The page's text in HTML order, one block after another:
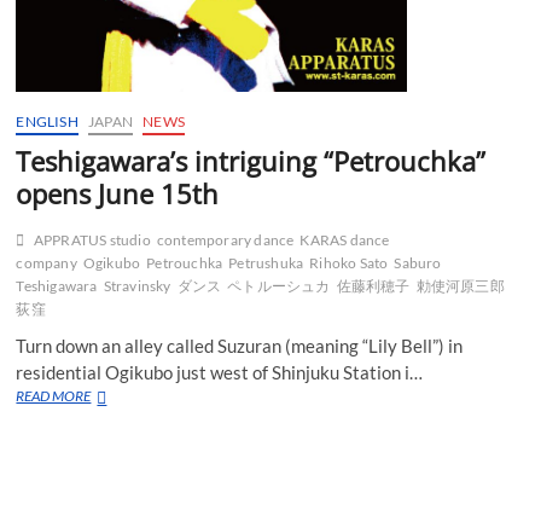
ENGLISH JAPAN NEWS
Teshigawara’s intriguing “Petrouchka”
opens June 15th
APPRATUS studio contemporary dance KARAS dance
company Ogikubo Petrouchka Petrushuka Rihoko Sato Saburo
Teshigawara Stravinsky ダンス ペトルーシュカ 佐藤利穂子 勅使河原三郎
荻窪
Turn down an alley called Suzuran (meaning “Lily Bell”) in
residential Ogikubo just west of Shinjuku Station i…
READ MORETeshigawara’s